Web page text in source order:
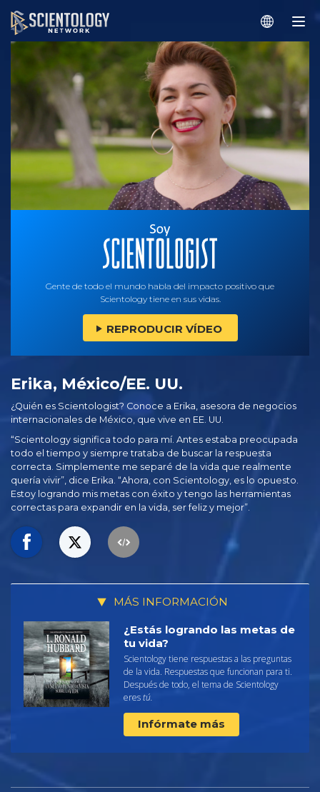
Gente de todo el mundo habla del impacto positivo que
Scientology tiene en sus vidas.
REPRODUCIR VÍDEO
Erika, México/EE. UU.
¿Quién es Scientologist? Conoce a Erika, asesora de negocios
internacionales de México, que vive en EE. UU.
“Scientology significa todo para mí. Antes estaba preocupada
todo el tiempo y siempre trataba de buscar la respuesta
correcta. Simplemente me separé de la vida que realmente
quería vivir”, dice Erika. “Ahora, con Scientology, es lo opuesto.
Estoy logrando mis metas con éxito y tengo las herramientas
correctas para expandir en la vida, ser feliz y mejor”.
MÁS INFORMACIÓN
¿Estás logrando las metas de
tu vida?
Scientology tiene respuestas a las preguntas
de la vida. Respuestas que funcionan para ti.
Después de todo, el tema de Scientology
erestú.
Infórmate más